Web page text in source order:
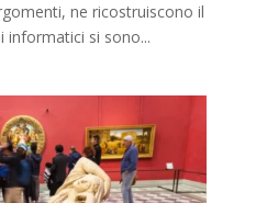
ne ricostruiscono il
informatici si sono...